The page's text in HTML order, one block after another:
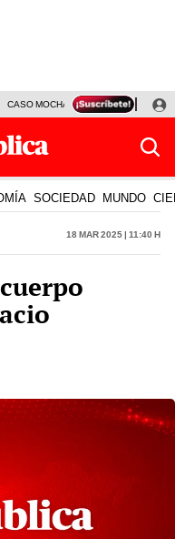
CASO MOCHASUELDOS
SOCIEDAD MUNDO
18 Mar 2025 | 11:40 h